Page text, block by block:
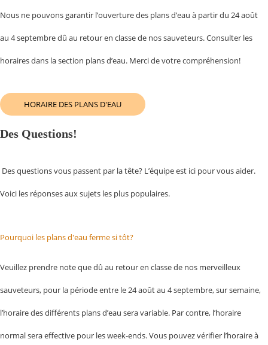
Nous ne pouvons garantir l’ouverture des plans d’eau à partir du 24 août
au 4 septembre dû au retour en classe de nos sauveteurs. Consulter les
horaires dans la section plans d’eau. Merci de votre compréhension!
HORAIRE DES PLANS D'EAU
Des Questions!
Des questions vous passent par la tête? L’équipe est ici pour vous aider.
Voici les réponses aux sujets les plus populaires.
Pourquoi les plans d'eau ferme si tôt?
Veuillez prendre note que dû au retour en classe de nos merveilleux
sauveteurs, pour la période entre le 24 août au 4 septembre, sur semaine,
l’horaire des différents plans d’eau sera variable. Par contre, l’horaire
normal sera effective pour les week-ends. Vous pouvez vérifier l’horaire à